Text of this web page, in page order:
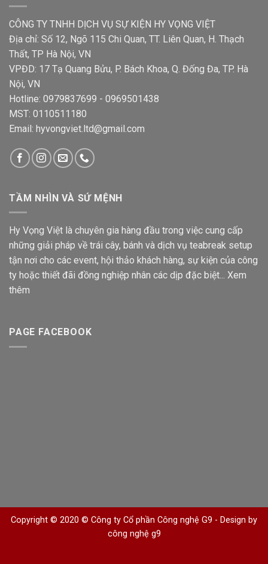
CÔNG TY TNHH DỊCH VỤ SỰ KIỆN HY VỌNG VIỆT
Địa chỉ: Số 12, Ngõ 115 Chi Quan, TT. Liên Quan, H. Thạch
Thất, TP Hà Nội, VN
VPĐD: 17 Tạ Quang Bửu, P. Bách Khoa, Q. Đống Đa, TP. Hà
Nội, VN
Hotline: 0979837699 - 0969501438
MST: 0110511180
Email: hyvongviet.ltd@gmail.com
TẦM NHÌN VÀ SỨ MỆNH
Hy Vọng Việt là chuyên gia hàng đầu trong việc cung cấp
những giải pháp về trái cây, bánh và dịch vụ teabreak setup
tận nơi cho các event, hội thảo khách hàng, sự kiện của công
ty hoặc thiết đãi đồng nghiệp nhân các dịp đặc biệt... Xem
thêm
PAGE FACEBOOK
Copyright © 2020 © Công ty Cổ phần Công nghệ G9 - Design by
công nghệ g9